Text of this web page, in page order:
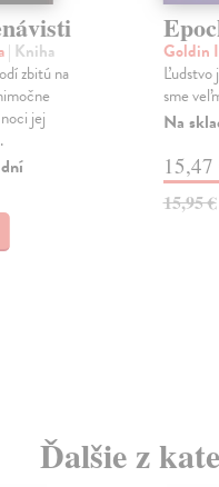
| Kniha
zbitú na
jej
Goldin
Ľudstvo
sme
Na
15,47
15,95 €
Ďalšie z